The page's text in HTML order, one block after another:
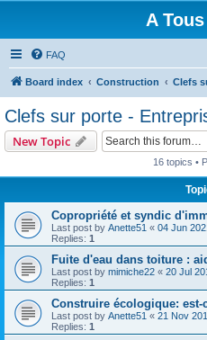
A
FAQ
Board index Construction Clefs
Clefs sur porte -
New Topic
16 topics •
Copropriété et syndic
Last post by Anette51 « 04 Jun
Replies: 1
Fuite d'eau dans toiture :
Last post by mimiche22 « 20 Jul
Replies: 1
Construire écologique: est-
Last post by Anette51 « 21 Nov
Replies: 1